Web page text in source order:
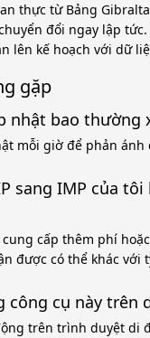
thực từ Bảng
đổi ngay lập
lên kế hoạch với dữ
gặp
nhật bao thường
mỗi giờ để phản
sang IMP của tôi
cấp thêm phí
được có thể khác với
công cụ này trên
trên trình duyệt di